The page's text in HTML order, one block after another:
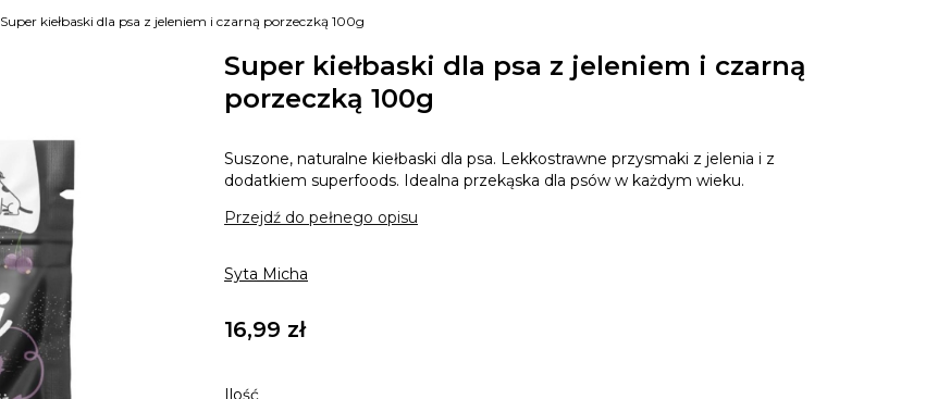
Super kiełbaski dla psa z jeleniem i czarną porzeczką 100g
Super kiełbaski dla psa z jeleniem i czarną
porzeczką 100g
Suszone, naturalne kiełbaski dla psa. Lekkostrawne przysmaki z jelenia i z
dodatkiem superfoods. Idealna przekąska dla psów w każdym wieku.
Przejdź do pełnego opisu
Syta Micha
Cena
16,99 zł
Ilość